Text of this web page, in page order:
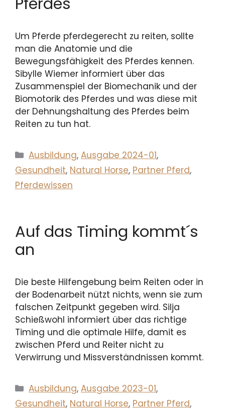
Um Pferde pferdegerecht zu reiten, sollte
man die Anatomie und die
Bewegungsfähigkeit des Pferdes kennen.
Sibylle Wiemer informiert über das
Zusammenspiel der Biomechanik und der
Biomotorik des Pferdes und was diese mit
der Dehnungshaltung des Pferdes beim
Reiten zu tun hat.
Kategorien
Ausbildung,Ausgabe 2024-01,
Gesundheit, Natural Horse, Partner Pferd,
Pferdewissen
Auf das Timing kommt´s
an
Die beste Hilfengebung beim Reiten oder in
der Bodenarbeit nützt nichts, wenn sie zum
falschen Zeitpunkt gegeben wird. Silja
Schießwohl informiert über das richtige
Timing und die optimale Hilfe, damit es
zwischen Pferd und Reiter nicht zu
Verwirrung und Missverständnissen kommt.
Kategorien
Ausbildung,Ausgabe 2023-01,
Gesundheit, Natural Horse, Partner Pferd,